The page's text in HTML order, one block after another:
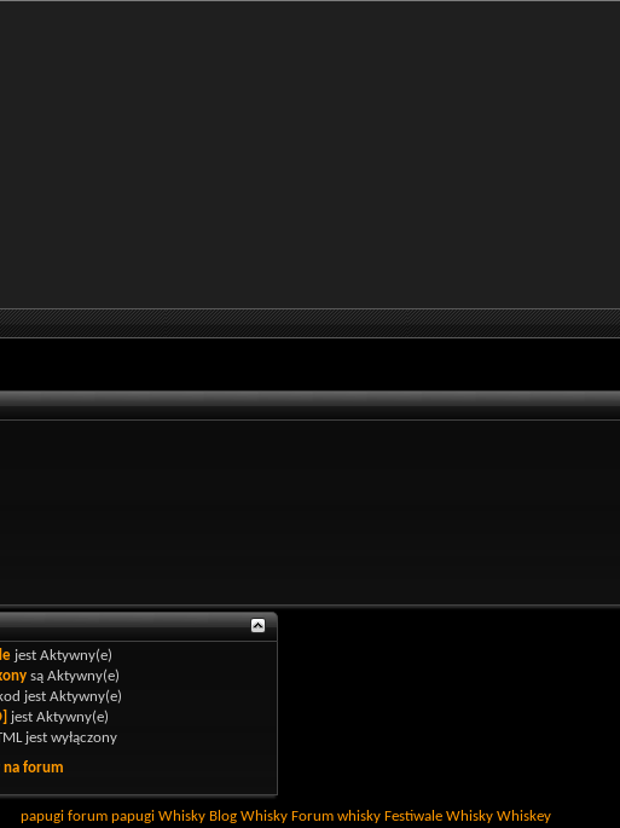
jestAktywny(e)
sąAktywny(e)
kod jestAktywny(e)
jestAktywny(e)
jestwyłączony
na forum
papugi forum papugi Whisky Blog Whisky Forum whisky Festiwale Whisky Whiskey